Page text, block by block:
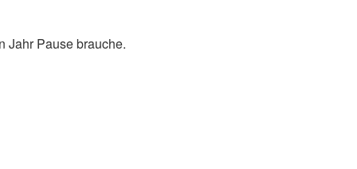
Jahr Pause brauche.